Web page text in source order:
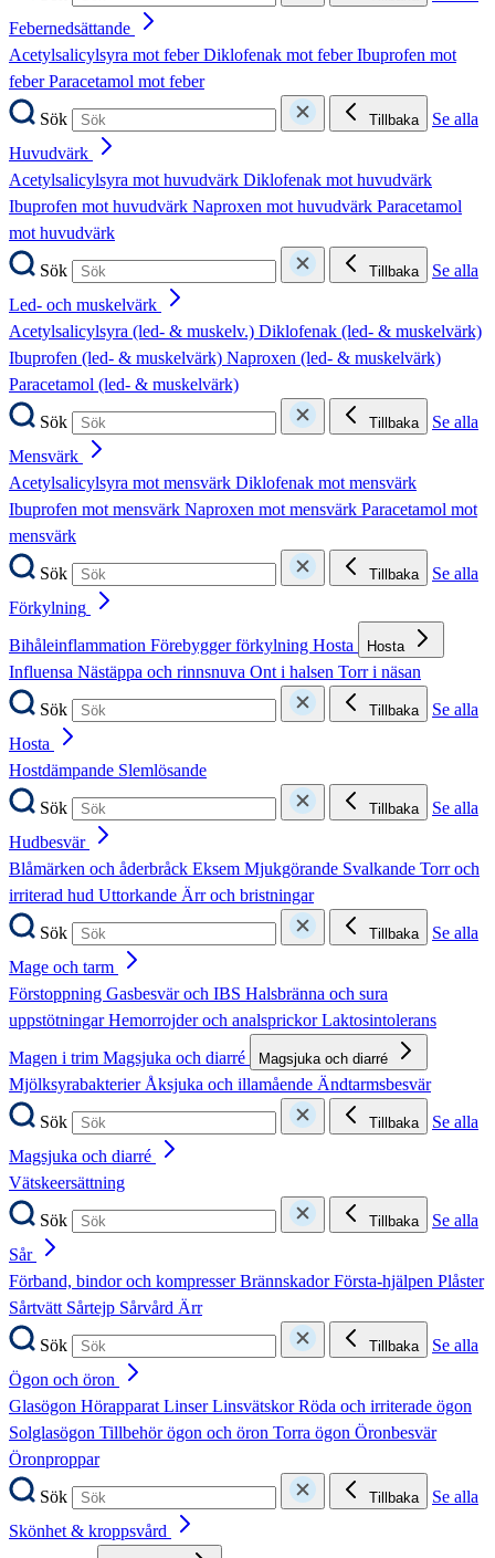
Febernedsättande
Acetylsalicylsyra mot feberDiklofenak mot feberIbuprofen mot
feberParacetamol mot feber
Sök
Tillbaka
Se alla
Huvudvärk
Acetylsalicylsyra mot huvudvärk Diklofenak mot huvudvärk
Ibuprofen mot huvudvärk Naproxen mot huvudvärk Paracetamol
mot huvudvärk
Sök
Tillbaka
Se alla
Led- och muskelvärk
Acetylsalicylsyra (led- & muskelv.) Diklofenak (led- & muskelvärk)
Ibuprofen (led- & muskelvärk) Naproxen (led- & muskelvärk)
Paracetamol (led- & muskelvärk)
Sök
Tillbaka
Se alla
Mensvärk
Acetylsalicylsyra mot mensvärk Diklofenak mot mensvärk
Ibuprofen mot mensvärk Naproxen mot mensvärk Paracetamol mot
mensvärk
Sök
Tillbaka
Se alla
Förkylning
Bihåleinflammation Förebygger förkylning Hosta Hosta
Influensa Nästäppa och rinnsnuva Ont i halsen Torr i näsan
Sök
Tillbaka
Se alla
Hosta
Hostdämpande Slemlösande
Sök
Tillbaka
Se alla
Hudbesvär
Blåmärken och åderbråck Eksem Mjukgörande Svalkande Torr och
irriterad hud Uttorkande Ärr och bristningar
Sök
Tillbaka
Se alla
Mage och tarm
Förstoppning Gasbesvär och IBS Halsbränna och sura
uppstötningarHemorrojder och analsprickorLaktosintolerans
Magen i trim Magsjuka och diarré Magsjuka och diarré
MjölksyrabakterierÅksjuka och illamående Ändtarmsbesvär
Sök
Tillbaka
Se alla
Magsjuka och diarré
Vätskeersättning
Sök
Tillbaka
Se alla
Sår
Förband, bindor och kompresserBrännskadorFörsta-hjälpen Plåster
Sårtvätt Sårtejp Sårvård Ärr
Sök
Tillbaka
Se alla
Ögon och öron
Glasögon HörapparatLinserLinsvätskorRöda och irriterade ögon
Solglasögon Tillbehör ögon och öron Torra ögon Öronbesvär
Öronproppar
Sök
Tillbaka
Se alla
Skönhet & kroppsvård